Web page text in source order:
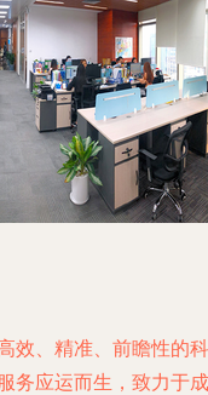
效、精准、前瞻性的科
务应运而生，致力于成